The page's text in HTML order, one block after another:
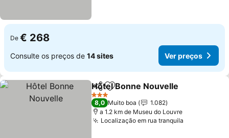
De € 268
Consulte os preços de 14 sites Ver preços
PartilharAdicionar aos favoritos
Hôtel Bonne Nouvelle
3 Estrelas
8,0 Muito boa
1.082
a 1.2 km de Museu do Louvre
Localização em rua tranquila